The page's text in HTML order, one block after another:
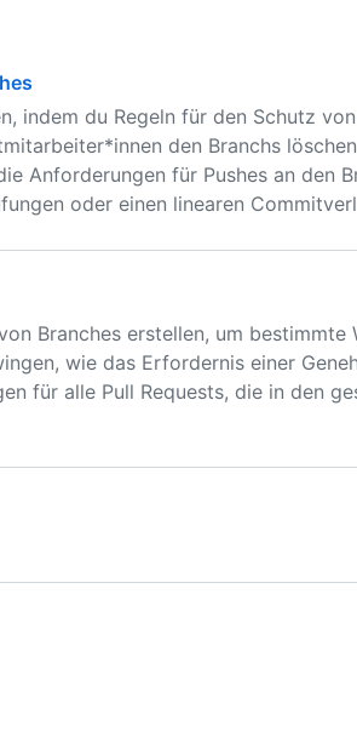
indem du Regeln für den Schutz
den Branchs
Anforderungen für Pushes an den
oder einen linearen
Branches erstellen, um
wie das Erfordernis einer
für alle Pull Requests, die in den